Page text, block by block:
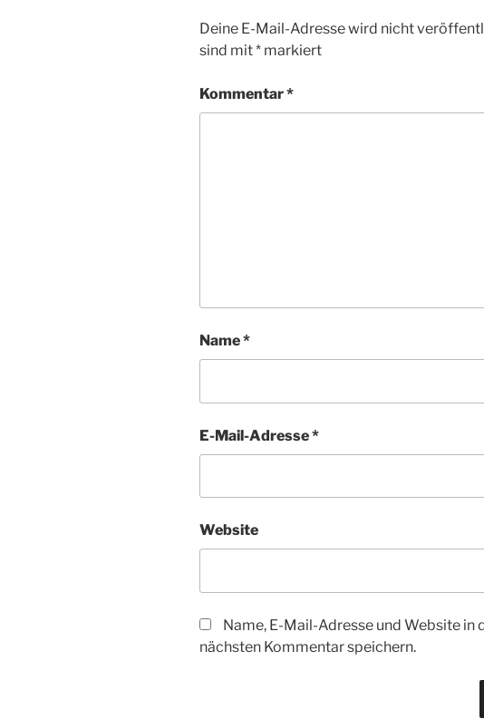
Deine E-Mail-Adresse wird nicht
sind mit* markiert
Kommentar*
Name*
E-Mail-Adresse*
Website
Name, E-Mail-Adresse und Website in
nächsten Kommentar speichern.